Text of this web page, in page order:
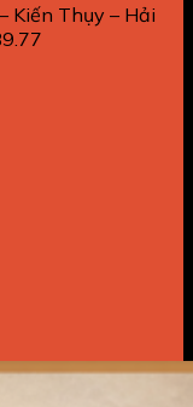
Kiến Thụy – Hải